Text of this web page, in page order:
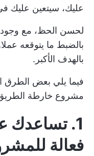
عليك، سيتعين عليك
لحسن الحظ، مع
بالضبط ما يتوقعه
بالهدف الأكبر.
فيما يلي بعض الطرق
مشروع خارطة
1. تساعدك
فعالة